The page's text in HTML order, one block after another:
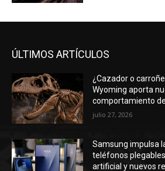
ÚLTIMOS ARTÍCULOS
¿Cazador o
Wyoming aporta
comportamiento
julio 27, 2026
Samsung impulsa
teléfonos
artificial y nuevos